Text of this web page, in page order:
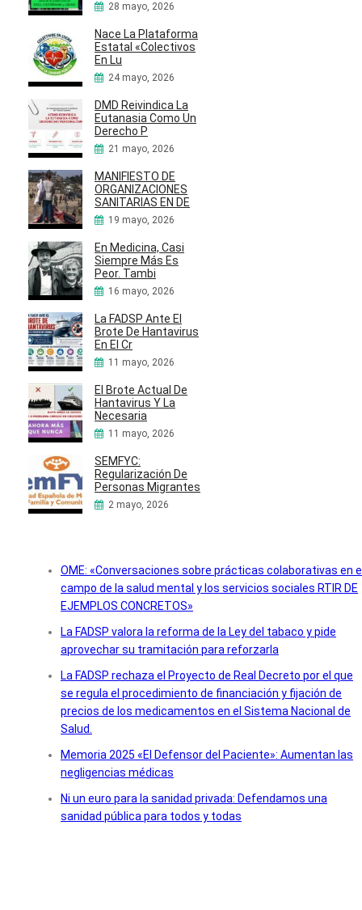
28 mayo, 2026
Nace La Plataforma
Estatal «Colectivos
En Lu
24 mayo, 2026
DMD Reivindica La
Eutanasia Como Un
Derecho P
21 mayo, 2026
MANIFIESTO DE
ORGANIZACIONES
SANITARIAS EN DE
19 mayo, 2026
En Medicina, Casi
Siempre Más Es
Peor. Tambi
16 mayo, 2026
La FADSP Ante El
Brote De Hantavirus
En El Cr
11 mayo, 2026
El Brote Actual De
Hantavirus Y La
Necesaria
11 mayo, 2026
SEMFYC:
Regularización De
Personas Migrantes
2 mayo, 2026
OME: «Conversaciones sobre prácticas colaborativas en
campo de la salud mental y los servicios sociales RTIR DE
EJEMPLOS CONCRETOS»
La FADSP valora la reforma de la Ley del tabaco y pide
aprovechar su tramitación para reforzarla
La FADSP rechaza el Proyecto de Real Decreto por el que
se regula el procedimiento de financiación y fijación de
precios de los medicamentos en el Sistema Nacional de
Salud.
Memoria 2025 «El Defensor del Paciente»: Aumentan las
negligencias médicas
Ni un euro para la sanidad privada: Defendamos una
sanidad pública para todos y todas